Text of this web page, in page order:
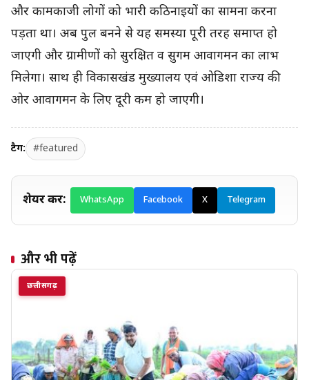
और कामकाजी लोगों को भारी कठिनाइयों का सामना करना
पड़ता था। अब पुल बनने से यह समस्या पूरी तरह समाप्त हो
जाएगी और ग्रामीणों को सुरक्षित व सुगम आवागमन का लाभ
मिलेगा। साथ ही विकासखंड मुख्यालय एवं ओडिशा राज्य की
ओर आवागमन के लिए दूरी कम हो जाएगी।
टैग: #featured
शेयर करें: WhatsApp Facebook X Telegram
और भी पढ़ें
छत्तीसगढ़